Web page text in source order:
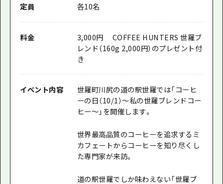
定員 各10名
料金
3,000円 COFFEE HUNTERS 世羅ブ
レンド（160g 2,000円）のプレゼント付
き
イベント内容
世羅町川尻の道の駅世羅では「コーヒ
ーの日（10/1）～私の世羅ブレンドコー
ヒー～」を開催します。
世界最高品質のコーヒーを追求するミ
カフェートからコーヒーを知り尽くし
た専門家が来訪。
道の駅世羅でしか味わえない「世羅ブ